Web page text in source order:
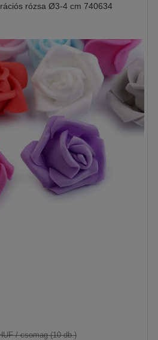
rózsa Ø3-4 cm 740634
/ csomag (10 db.)